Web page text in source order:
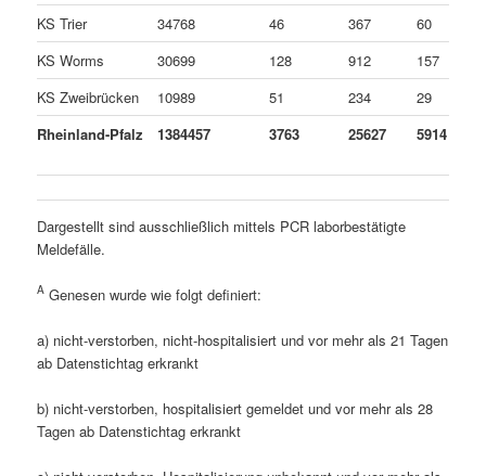
KS Trier
34768 46 367
60
KS Worms
30699 128 912
157
KS Zweibrücken
10989 51 234
29
Rheinland-Pfalz
1384457 3763 25627 5914
Dargestellt sind ausschließlich mittels PCR laborbestätigte
Meldefälle.
A Genesen wurde wie folgt definiert:
a) nicht-verstorben, nicht-hospitalisiert und vor mehr als 21 Tagen
ab Datenstichtag erkrankt
b) nicht-verstorben, hospitalisiert gemeldet und vor mehr als 28
Tagen ab Datenstichtag erkrankt